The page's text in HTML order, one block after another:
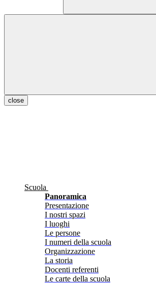
close
Scuola
Panoramica
Presentazione
I nostri spazi
I luoghi
Le persone
I numeri della scuola
Organizzazione
La storia
Docenti referenti
Le carte della scuola